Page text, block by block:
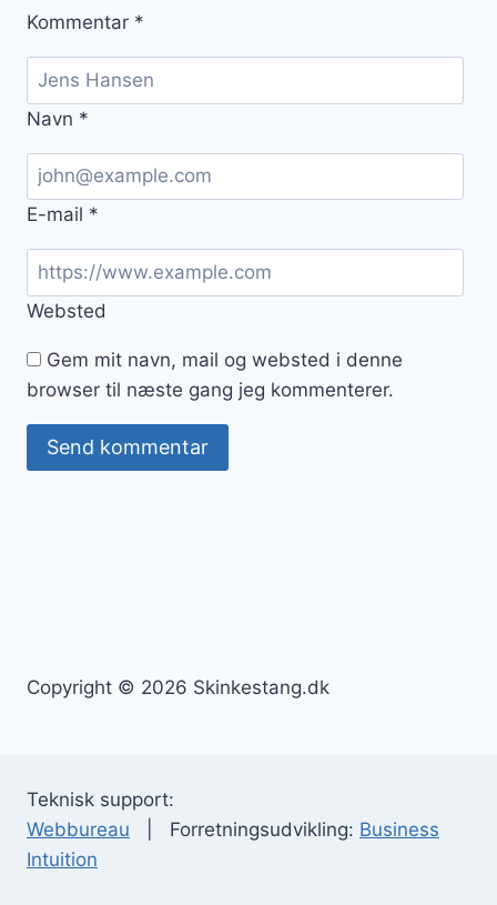
Kommentar *
Navn *
E-mail *
Websted
Gem mit navn, mail og websted i denne
browser til næste gang jeg kommenterer.
Copyright © 2026 Skinkestang.dk
Teknisk support:
Webbureau | Forretningsudvikling: Business
Intuition